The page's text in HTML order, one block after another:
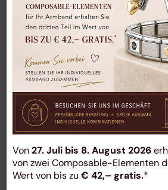
Stardiamant -
Diamond Group -
Nomination -
persönlich vorbei – wir beraten
zeigen Ihnen unser gesamtes
Von27. Juli bis 8. August 2026
von zwei Composable-Elementen
Wert von bis zu€ 42,– gratis.*